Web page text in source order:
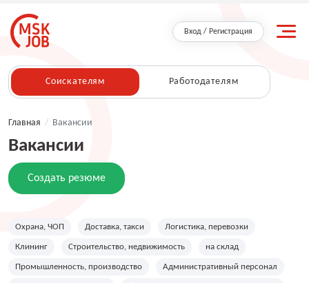
Вход / Регистрация
Соискателям Работодателям
Главная / Вакансии
Вакансии
Создать резюме
Охрана, ЧОП Доставка, такси Логистика, перевозки
Клининг Строительство, недвижимость на склад
Промышленность, производство Административный персонал